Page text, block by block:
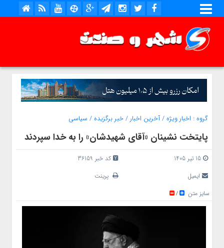
گروه : اخبار ویژه/آخرین اخبار /خبر برگزیده/ سیاسی
پایتخت نشینان «آقای شهیدشان» را به خدا سپردند
15 تیر 1405
کد خبر 36159
ایمیل
پرینت
سایز متن
/